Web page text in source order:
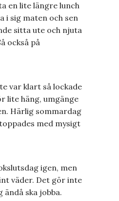
en lite längre lunch
i sig maten och sen
sitta ute och njuta
också på
var klart så lockade
lite häng, umgänge
Härlig sommardag
med mysigt
igen, men
väder. Det gör inte
ändå ska jobba.